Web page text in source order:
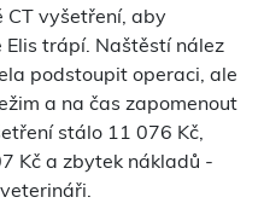
CT vyšetření, aby
trápí. Naštěstí nález
podstoupit operaci, ale
a na čas zapomenout
stálo 11 076 Kč,
Kč a zbytek nákladů -